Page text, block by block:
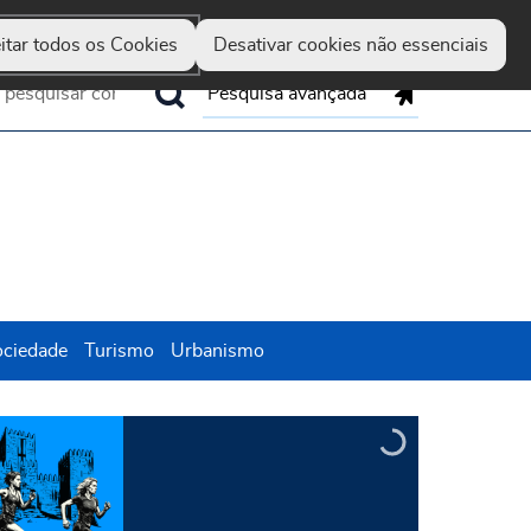
todos os Cookies Desativar cookies não essenciais
Guimarães
Marca
Up
Pesquisa avançada
Turismo Urbanismo